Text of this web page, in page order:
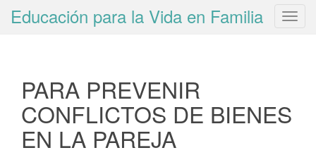
T
n
Educación para la Vida en Familia
PARA PREVENIR
CONFLICTOS DE BIENES
EN LA PAREJA